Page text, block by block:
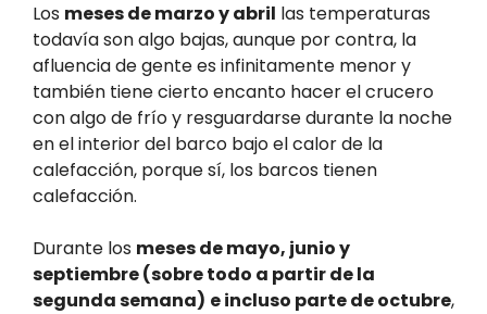
Los meses de marzo y abril las temperaturas
todavía son algo bajas, aunque por contra, la
afluencia de gente es infinitamente menor y
también tiene cierto encanto hacer el crucero
con algo de frío y resguardarse durante la noche
en el interior del barco bajo el calor de la
calefacción, porque sí, los barcos tienen
calefacción.
Durante los meses de mayo, junio y
septiembre (sobre todo a partir de la
segunda semana) e incluso parte de octubre,